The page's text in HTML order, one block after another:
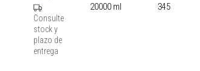
Consulte
stock y
plazo de
entrega
20000 ml 345